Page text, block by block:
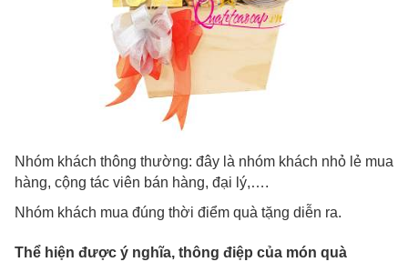
Nhóm khách thông thường: đây là nhóm khách nhỏ lẻ mua
hàng, cộng tác viên bán hàng, đại lý,….
Nhóm khách mua đúng thời điểm quà tặng diễn ra.
Thể hiện được ý nghĩa, thông điệp của món quà